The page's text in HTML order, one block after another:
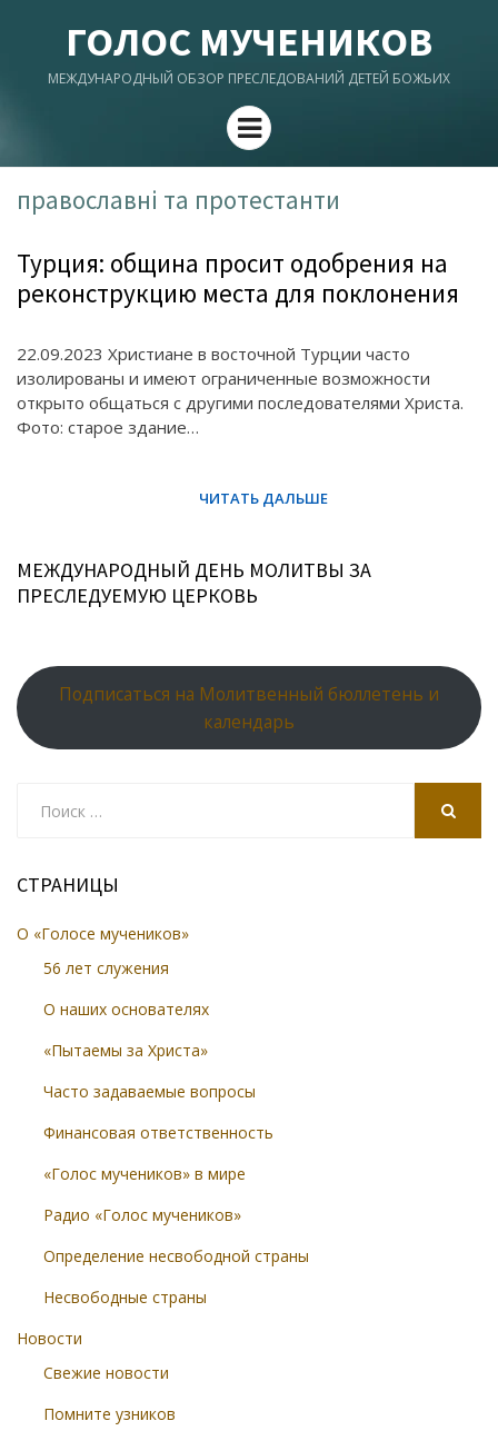
ГОЛОС МУЧЕНИКОВ
МЕЖДУНАРОДНЫЙ ОБЗОР ПРЕСЛЕДОВАНИЙ ДЕТЕЙ БОЖЬИХ
Menu
православні та протестанти
Турция: община просит одобрения на
реконструкцию места для поклонения
22.09.2023 Христиане в восточной Турции часто
изолированы и имеют ограниченные возможности
открыто общаться с другими последователями Христа.
Фото: старое здание…
МЕЖДУНАРОДНЫЙ ДЕНЬ МОЛИТВЫ ЗА
ПРЕСЛЕДУЕМУЮ ЦЕРКОВЬ
Подписаться на Молитвенный бюллетень и
календарь
СТРАНИЦЫ
О «Голосе мучеников»
56 лет служения
О наших основателях
«Пытаемы за Христа»
Часто задаваемые вопросы
Финансовая ответственность
«Голос мучеников» в мире
Радио «Голос мучеников»
Определение несвободной страны
Несвободные страны
Новости
Свежие новости
Помните узников